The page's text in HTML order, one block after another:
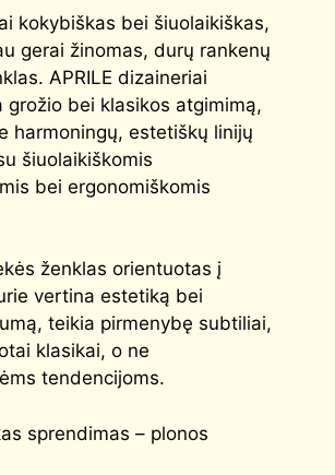
kokybiškas bei šiuolaikiškas,
gerai žinomas, durų rankenų
APRILE dizaineriai
grožio bei klasikos atgimimą,
harmoningų, estetiškų linijų
šiuolaikiškomis
bei ergonomiškomis
ženklas orientuotas į
vertina estetiką bei
teikia pirmenybę subtiliai,
klasikai, o ne
tendencijoms.
sprendimas – plonos